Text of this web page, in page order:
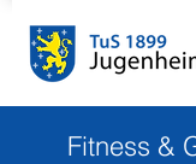
Fitness &